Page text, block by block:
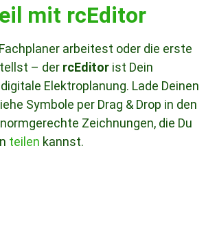
mit rcEditor
arbeitest oder die erste
– der rcEditor ist Dein
Elektroplanung. Lade Deinen
Symbole per Drag & Drop in den
Zeichnungen, die Du
teilen kannst.